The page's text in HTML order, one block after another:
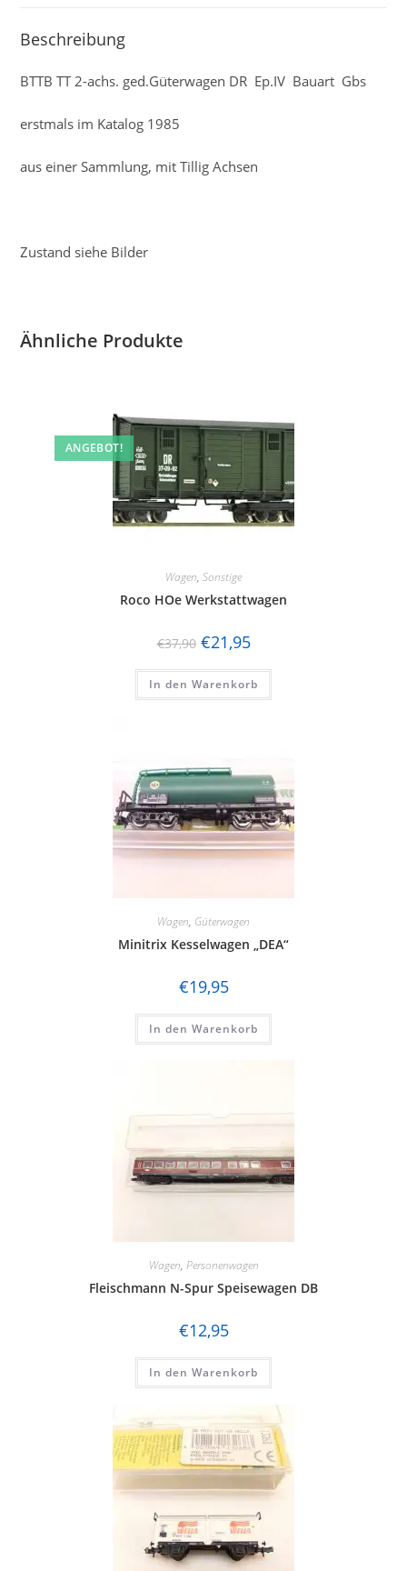
Beschreibung
BTTB TT 2-achs. ged.Güterwagen DR Ep.IV Bauart Gbs
erstmals im Katalog 1985
aus einer Sammlung, mit Tillig Achsen
Zustand siehe Bilder
Ähnliche Produkte
ANGEBOT!
Wagen, Sonstige
Roco HOe Werkstattwagen
€37,90 €21,95
In den Warenkorb
Wagen, Güterwagen
Minitrix Kesselwagen „DEA“
€19,95
In den Warenkorb
Wagen, Personenwagen
Fleischmann N-Spur Speisewagen DB
€12,95
In den Warenkorb